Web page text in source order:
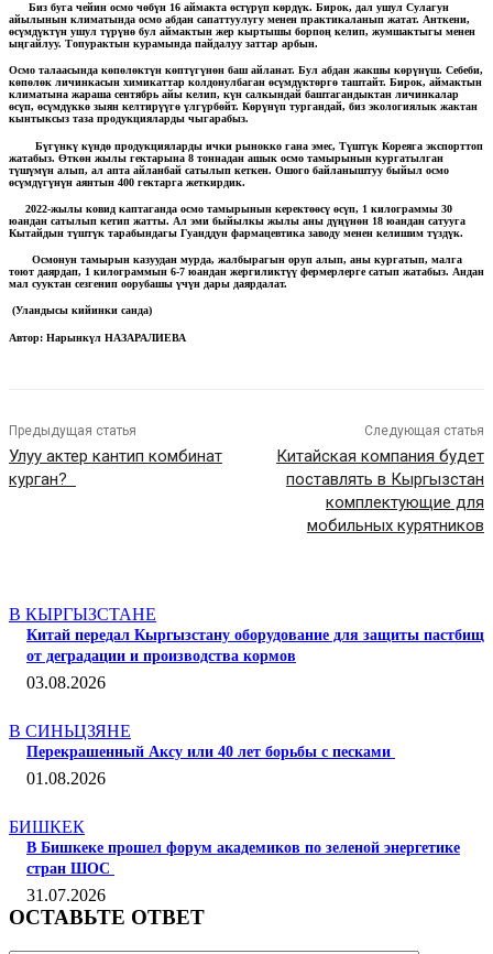
Биз буга чейин осмо чөбүн 16 аймакта өстүрүп көрдүк. Бирок, дал ушул Сулагун
айылынын климатында осмо абдан сапаттуулугу менен практикаланып жатат. Анткени,
өсүмдүктүн ушул түрүнө бул аймактын жер кыртышы борпоң келип, жумшактыгы менен
ыңгайлуу. Топурактын курамында пайдалуу заттар арбын.
Осмо талаасында көпөлөктүн көптүгүнөн баш айланат. Бул абдан жакшы көрүнүш. Себеби,
көпөлөк личинкасын химикаттар колдонулбаган өсүмдүктөргө таштайт. Бирок, аймактын
климатына жараша сентябрь айы келип, күн салкындай баштагандыктан личинкалар
өсүп, өсүмдүккө зыян келтирүүгө үлгүрбөйт. Көрүнүп тургандай, биз экологиялык жактан
кынтыксыз таза продукцияларды чыгарабыз.
Бүгүнкү күндө продукцияларды ички рынокко гана эмес, Түштүк Кореяга экспорттоп
жатабыз. Өткөн жылы гектарына 8 тоннадан ашык осмо тамырынын кургатылган
түшүмүн алып, ал апта айланбай сатылып кеткен. Ошого байланыштуу быйыл осмо
өсүмдүгүнүн аянтын 400 гектарга жеткирдик.
2022-жылы ковид каптаганда осмо тамырынын керектөөсү өсүп, 1 килограммы 30
юандан сатылып кетип жатты. Ал эми быйылкы жылы аны дүңүнөн 18 юандан сатууга
Кытайдын түштүк тарабындагы Гуанддун фармацевтика заводу менен келишим түздүк.
Осмонун тамырын казуудан мурда, жалбырагын оруп алып, аны кургатып, малга
тоют даярдап, 1 килограммын 6-7 юандан жергиликтүү фермерлерге сатып жатабыз. Андан
мал сууктан сезгенип оорубашы үчүн дары даярдалат.
(Уландысы кийинки санда)
Автор: Нарынкүл НАЗАРАЛИЕВА
Предыдущая статья
Улуу актер кантип комбинат
курган?
Следующая статья
Китайская компания будет
поставлять в Кыргызстан
комплектующие для
мобильных курятников
В КЫРГЫЗСТАНЕ
Китай передал Кыргызстану оборудование для защиты пастбищ
от деградации и производства кормов
03.08.2026
В СИНЬЦЗЯНЕ
Перекрашенный Аксу или 40 лет борьбы с песками
01.08.2026
БИШКЕК
В Бишкеке прошел форум академиков по зеленой энергетике
стран ШОС
31.07.2026
ОСТАВЬТЕ ОТВЕТ